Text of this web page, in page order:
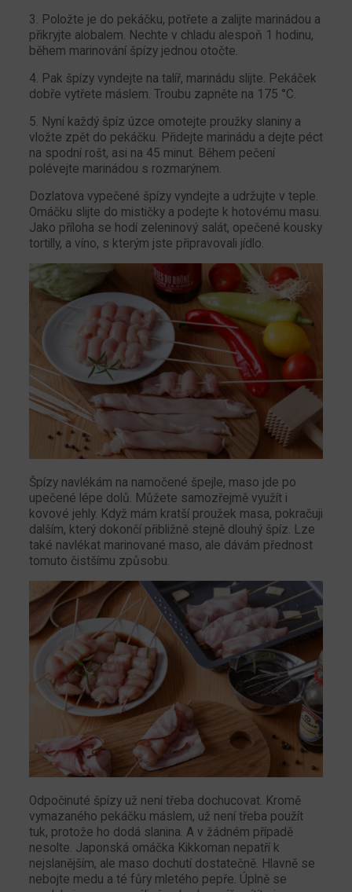
3. Položte je do pekáčku, potřete a zalijte marinádou a
přikryjte alobalem. Nechte v chladu alespoň 1 hodinu,
během marinování špízy jednou otočte.
4. Pak špízy vyndejte na talíř, marinádu slijte. Pekáček
dobře vytřete máslem. Troubu zapněte na 175 °C.
5. Nyní každý špíz úzce omotejte proužky slaniny a
vložte zpět do pekáčku. Přidejte marinádu a dejte péct
na spodní rošt, asi na 45 minut. Během pečení
polévejte marinádou s rozmarýnem.
Dozlatova vypečené špízy vyndejte a udržujte v teple.
Omáčku slijte do mističky a podejte k hotovému masu.
Jako příloha se hodí zeleninový salát, opečené kousky
tortilly, a víno, s kterým jste připravovali jídlo.
Špízy navlékám na namočené špejle, maso jde po
upečené lépe dolů. Můžete samozřejmě využít i
kovové jehly. Když mám kratší proužek masa, pokračuji
dalším, který dokončí přibližně stejně dlouhý špíz. Lze
také navlékat marinované maso, ale dávám přednost
tomuto čistšímu způsobu.
Odpočinuté špízy už není třeba dochucovat. Kromě
vymazaného pekáčku máslem, už není třeba použít
tuk, protože ho dodá slanina. A v žádném případě
nesolte. Japonská omáčka Kikkoman nepatří k
nejslanějším, ale maso dochutí dostatečně. Hlavně se
nebojte medu a té fůry mletého pepře. Úplně se